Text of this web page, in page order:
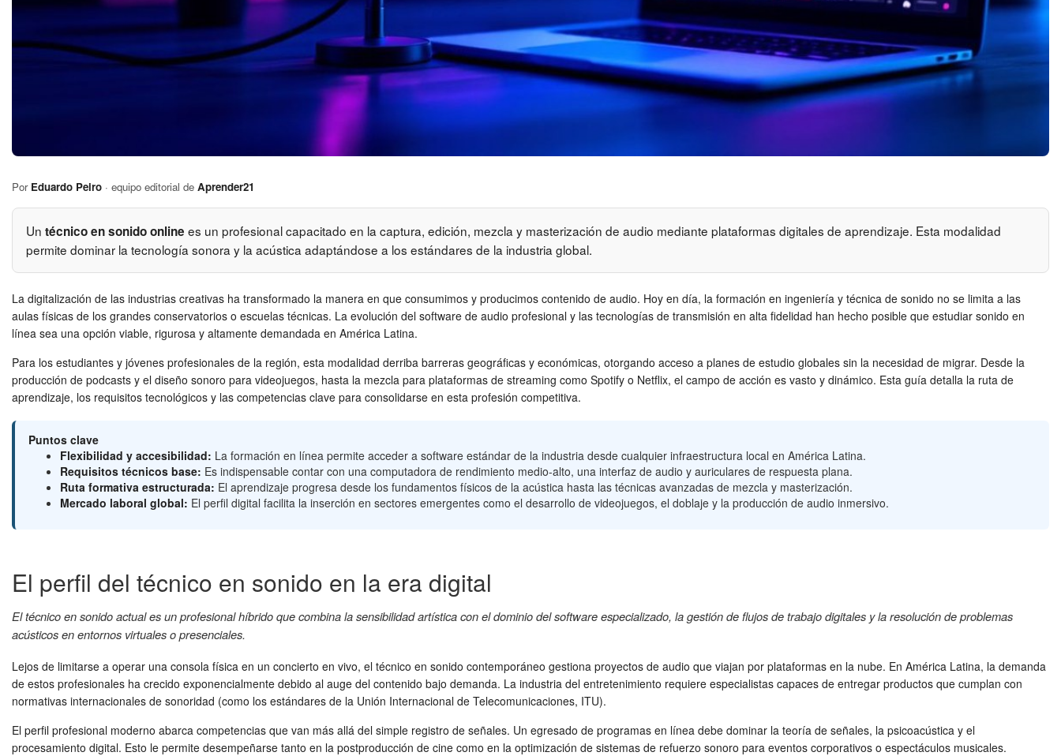
Por Eduardo Peiro · equipo editorial de Aprender21
Un técnico en sonido online es un profesional capacitado en la captura, edición, mezcla y masterización de audio mediante plataformas digitales de aprendizaje. Esta modalidad
permite dominar la tecnología sonora y la acústica adaptándose a los estándares de la industria global.
La digitalización de las industrias creativas ha transformado la manera en que consumimos y producimos contenido de audio. Hoy en día, la formación en ingeniería y técnica de sonido no se limita a las
aulas físicas de los grandes conservatorios o escuelas técnicas. La evolución del software de audio profesional y las tecnologías de transmisión en alta fidelidad han hecho posible que estudiar sonido en
línea sea una opción viable, rigurosa y altamente demandada en América Latina.
Para los estudiantes y jóvenes profesionales de la región, esta modalidad derriba barreras geográficas y económicas, otorgando acceso a planes de estudio globales sin la necesidad de migrar. Desde la
producción de podcasts y el diseño sonoro para videojuegos, hasta la mezcla para plataformas de streaming como Spotify o Netflix, el campo de acción es vasto y dinámico. Esta guía detalla la ruta de
aprendizaje, los requisitos tecnológicos y las competencias clave para consolidarse en esta profesión competitiva.
Puntos clave
Flexibilidad y accesibilidad: La formación en línea permite acceder a software estándar de la industria desde cualquier infraestructura local en América Latina.
Requisitos técnicos base: Es indispensable contar con una computadora de rendimiento medio-alto, una interfaz de audio y auriculares de respuesta plana.
Ruta formativa estructurada: El aprendizaje progresa desde los fundamentos físicos de la acústica hasta las técnicas avanzadas de mezcla y masterización.
Mercado laboral global: El perfil digital facilita la inserción en sectores emergentes como el desarrollo de videojuegos, el doblaje y la producción de audio inmersivo.
El perfil del técnico en sonido en la era digital
El técnico en sonido actual es un profesional híbrido que combina la sensibilidad artística con el dominio del software especializado, la gestión de flujos de trabajo digitales y la resolución de problemas
acústicos en entornos virtuales o presenciales.
Lejos de limitarse a operar una consola física en un concierto en vivo, el técnico en sonido contemporáneo gestiona proyectos de audio que viajan por plataformas en la nube. En América Latina, la demanda
de estos profesionales ha crecido exponencialmente debido al auge del contenido bajo demanda. La industria del entretenimiento requiere especialistas capaces de entregar productos que cumplan con
normativas internacionales de sonoridad (como los estándares de la Unión Internacional de Telecomunicaciones, ITU).
El perfil profesional moderno abarca competencias que van más allá del simple registro de señales. Un egresado de programas en línea debe dominar la teoría de señales, la psicoacústica y el
procesamiento digital. Esto le permite desempeñarse tanto en la postproducción de cine como en la optimización de sistemas de refuerzo sonoro para eventos corporativos o espectáculos musicales.